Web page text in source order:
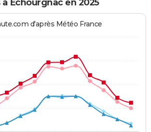
Échourgnac en 2025
d'après Météo France